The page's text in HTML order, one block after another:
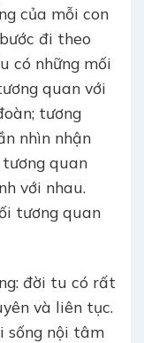
của mỗi con
đi theo
có những mối
quan với
tương
nhìn nhận
quan
với nhau.
tương quan
đời tu có rất
và liên tục.
sống nội tâm